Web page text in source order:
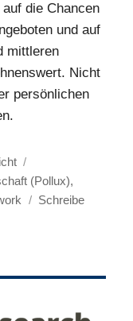
die Chancen
und auf
mittleren
Nicht
persönlichen
(Pollux),
Schreibe